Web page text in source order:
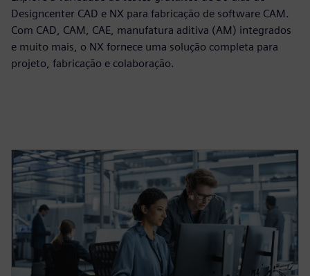
Designcenter CAD e NX para fabricação de software CAM.
Com CAD, CAM, CAE, manufatura aditiva (AM) integrados
e muito mais, o NX fornece uma solução completa para
projeto, fabricação e colaboração.